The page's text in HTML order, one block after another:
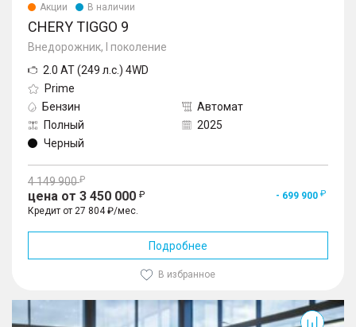
Акции В наличии
CHERY TIGGO 9
Внедорожник, I поколение
2.0 AT (249 л.с.) 4WD
Prime
Бензин
Автомат
Полный
2025
Черный
4 149 900
цена от 3 450 000
- 699 900
Кредит от 27 804 ₽/мес.
Подробнее
В избранное
Tiggo 9